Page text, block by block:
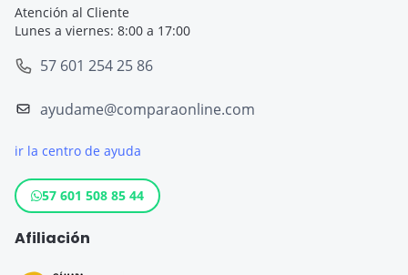
Seguro de Viaje Cruceros
SOAT
Tarjeta de Crédito
Crédito de Vehículo
Crédito Hipotecario
Crédito de Consumo
Cuenta de ahorro
Atención al Cliente
Lunes a viernes: 8:00 a 17:00
57 601 254 25 86
ayudame@comparaonline.com
ir la centro de ayuda
57 601 508 85 44
Afiliación